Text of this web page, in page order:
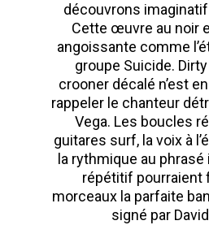
découvrons
Cette œuvre au noir
angoissante comme
groupe Suicide.
crooner décalé n’est
rappeler le chanteur
Vega. Les boucles
guitares surf, la voix à
la rythmique au
répétitif pourraient
morceaux la parfaite
signé par